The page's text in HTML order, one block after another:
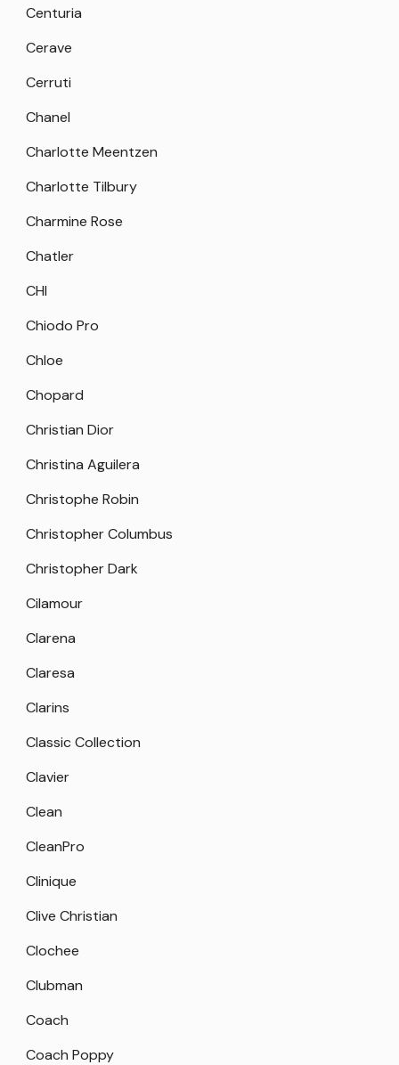
Centuria
Cerave
Cerruti
Chanel
Charlotte Meentzen
Charlotte Tilbury
Charmine Rose
Chatler
CHI
Chiodo Pro
Chloe
Chopard
Christian Dior
Christina Aguilera
Christophe Robin
Christopher Columbus
Christopher Dark
Cilamour
Clarena
Claresa
Clarins
Classic Collection
Clavier
Clean
CleanPro
Clinique
Clive Christian
Clochee
Clubman
Coach
Coach Poppy